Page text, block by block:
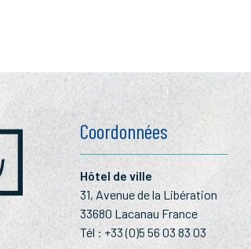
Coordonnées
Hôtel de ville
31, Avenue de la Libération
33680 Lacanau France
Tél : +33 (0)5 56 03 83 03